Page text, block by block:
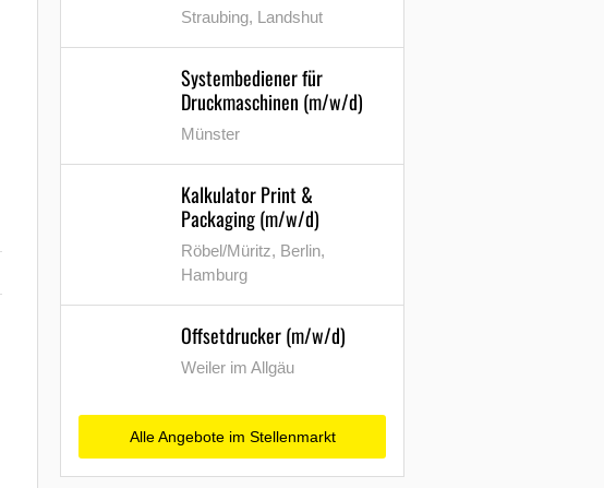
Straubing, Landshut
Systembediener für
Druckmaschinen (m/w/d)
Münster
Kalkulator Print &
Packaging (m/w/d)
Röbel/Müritz, Berlin,
Hamburg
Offsetdrucker (m/w/d)
Weiler im Allgäu
Alle Angebote im Stellenmarkt